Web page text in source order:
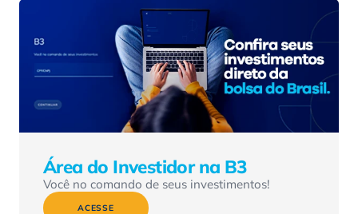
Área do Investidor na B3
Você no comando de seus investimentos!
ACESSE